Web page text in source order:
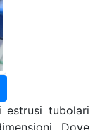
tubolari
Dove